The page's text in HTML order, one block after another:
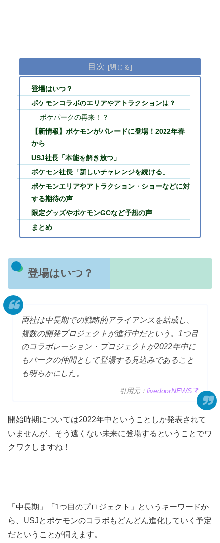
目次
登場はいつ？
ポケモンコラボのエリアやアトラクションは？
ポケパークの再来！？
【新情報】ポケモンがパレードに登場！2022年春
から
USJ社長「本能を解き放つ」
ポケモン社長「新しいチャレンジを続ける」
ポケモンエリアやアトラクション・ショーなどに対
する期待の声
限定グッズやポケモンGOなど予想の声
まとめ
登場はいつ？
両社は中長期での戦略的アライアンスを結成し、
複数の開発プロジェクトが進行中だという。1つ目
のコラボレーション・プロジェクトが2022年中に
もパークの仲間として登場する見込みであること
も明らかにした。
引用元： livedoorNEWS
開始時期については2022年中ということしか発表されて
いませんが、そう遠くない未来に登場するということでワ
クワクしますね！
「中長期」「1つ目のプロジェクト」というキーワードか
ら、USJとポケモンのコラボもどんどん進化していく予定
だということが伺えます。